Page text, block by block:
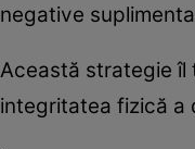
negative
Această strategie îl
integritatea fizică a